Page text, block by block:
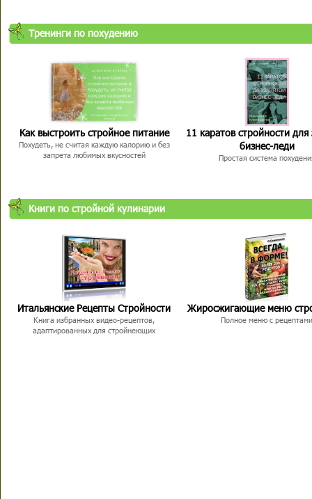
Тренинги по похудению
Как выстроить стройное питание
Похудеть, не считая каждую калорию и без
запрета любимых вкусностей
11 каратов стройности для
бизнес-леди
Простая система
Книги по стройной кулинарии
Итальянские Рецепты Стройности
Книга избранных видео-рецептов,
адаптированных для стройнеющих
Жиросжигающие меню
Полное меню с рецептами